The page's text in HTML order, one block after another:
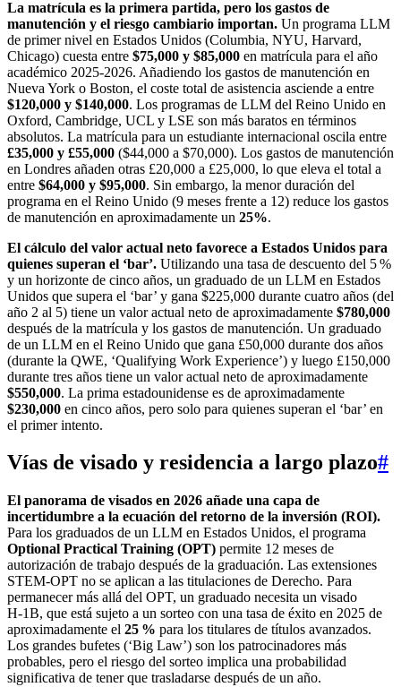
La matrícula es la primera partida, pero los gastos de
manutención y el riesgo cambiario importan. Un programa LLM
de primer nivel en Estados Unidos (Columbia, NYU, Harvard,
Chicago) cuesta entre $75,000 y $85,000 en matrícula para el año
académico 2025‑2026. Añadiendo los gastos de manutención en
Nueva York o Boston, el coste total de asistencia asciende a entre
$120,000 y $140,000. Los programas de LLM del Reino Unido en
Oxford, Cambridge, UCL y LSE son más baratos en términos
absolutos. La matrícula para un estudiante internacional oscila entre
£35,000 y £55,000 ($44,000 a $70,000). Los gastos de manutención
en Londres añaden otras £20,000 a £25,000, lo que eleva el total a
entre $64,000 y $95,000. Sin embargo, la menor duración del
programa en el Reino Unido (9 meses frente a 12) reduce los gastos
de manutención en aproximadamente un 25%.
El cálculo del valor actual neto favorece a Estados Unidos para
quienes superan el ‘bar’. Utilizando una tasa de descuento del 5 %
y un horizonte de cinco años, un graduado de un LLM en Estados
Unidos que supera el ‘bar’ y gana $225,000 durante cuatro años (del
año 2 al 5) tiene un valor actual neto de aproximadamente $780,000
después de la matrícula y los gastos de manutención. Un graduado
de un LLM en el Reino Unido que gana £50,000 durante dos años
(durante la QWE, ‘Qualifying Work Experience’) y luego £150,000
durante tres años tiene un valor actual neto de aproximadamente
$550,000. La prima estadounidense es de aproximadamente
$230,000 en cinco años, pero solo para quienes superan el ‘bar’ en
el primer intento.
Vías de visado y residencia a largo plazo#
El panorama de visados en 2026 añade una capa de
incertidumbre a la ecuación del retorno de la inversión (ROI).
Para los graduados de un LLM en Estados Unidos, el programa
Optional Practical Training (OPT) permite 12 meses de
autorización de trabajo después de la graduación. Las extensiones
STEM‑OPT no se aplican a las titulaciones de Derecho. Para
permanecer más allá del OPT, un graduado necesita un visado
H‑1B, que está sujeto a un sorteo con una tasa de éxito en 2025 de
aproximadamente el 25 % para los titulares de títulos avanzados.
Los grandes bufetes (‘Big Law’) son los patrocinadores más
probables, pero el riesgo del sorteo implica una probabilidad
significativa de tener que trasladarse después de un año.